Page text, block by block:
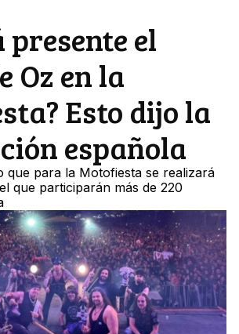
presente el
Oz en la
Esto dijo la
española
que para la Motofiesta se realizará
que participarán más de 220